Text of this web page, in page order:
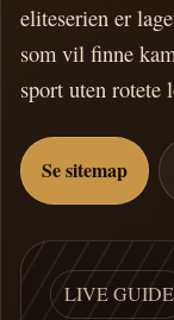
eliteserien er
som vil finne
sport uten rotete
Se sitemap
LIVE GUIDE